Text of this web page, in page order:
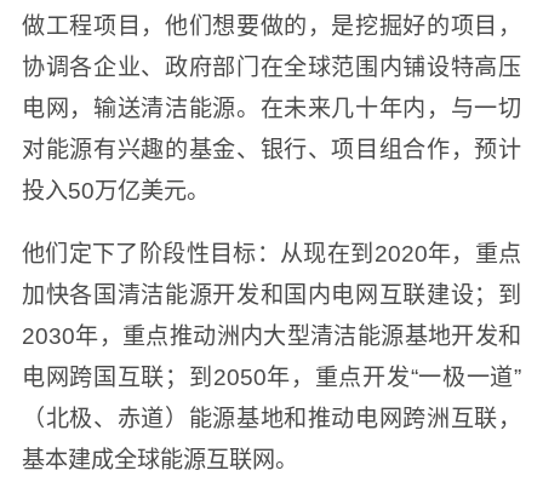
做工程项目，他们想要做的，是挖掘好的项目，
协调各企业、政府部门在全球范围内铺设特高压
电网，输送清洁能源。在未来几十年内，与一切
对能源有兴趣的基金、银行、项目组合作，预计
投入50万亿美元。
他们定下了阶段性目标：从现在到2020年，重点
加快各国清洁能源开发和国内电网互联建设；到
2030年，重点推动洲内大型清洁能源基地开发和
电网跨国互联；到2050年，重点开发“一极一道”
（北极、赤道）能源基地和推动电网跨洲互联，
基本建成全球能源互联网。